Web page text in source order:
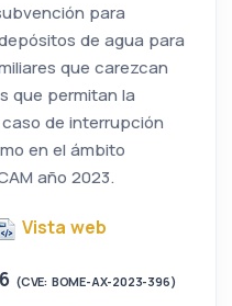
para
de agua para
que carezcan
que permitan la
de interrupción
en el ámbito
año 2023.
Vista web
(CVE: BOME-AX-2023-396)